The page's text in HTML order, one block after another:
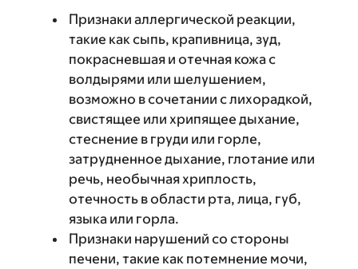
Признаки аллергической реакции,
такие как сыпь, крапивница, зуд,
покрасневшая и отечная кожа с
волдырями или шелушением,
возможно в сочетании с лихорадкой,
свистящее или хрипящее дыхание,
стеснение в груди или горле,
затрудненное дыхание, глотание или
речь, необычная хриплость,
отечность в области рта, лица, губ,
языка или горла.
Признаки нарушений со стороны
печени, такие как потемнение мочи,